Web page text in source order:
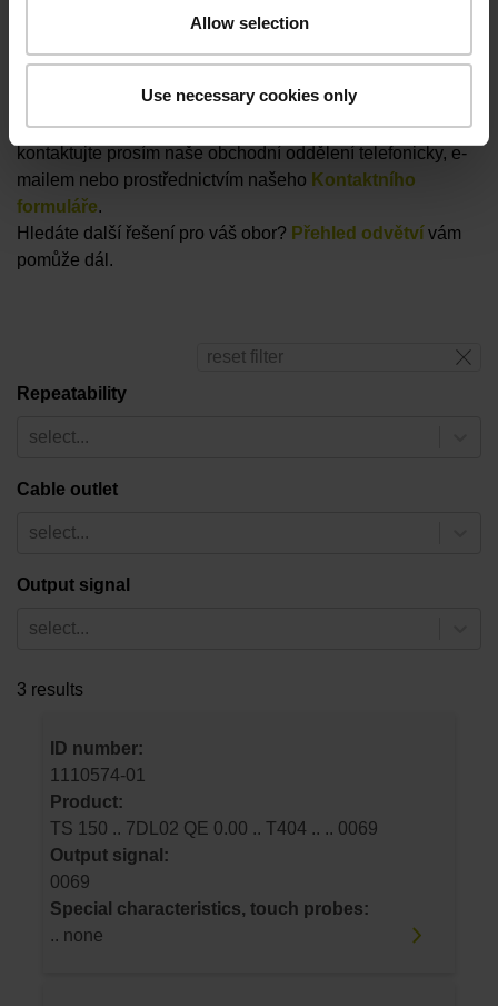
Allow selection
Use necessary cookies only
Varianty produktu
Najděte si vhodný produkt – Pro další konzultace
kontaktujte prosím naše obchodní oddělení telefonicky, e-
mailem nebo prostřednictvím našeho Kontaktního
formuláře.
Hledáte další řešení pro váš obor? Přehled odvětví vám
pomůže dál.
reset filter
Repeatability
select...
Cable outlet
select...
Output signal
select...
3 results
ID number:
1110574-01
Product:
TS 150 .. 7DL02 QE 0.00 .. T404 .. .. 0069
Output signal:
0069
Special characteristics, touch probes:
.. none